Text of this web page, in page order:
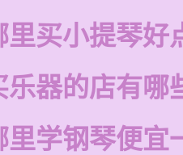
里买小提琴好
乐器的店有哪
里学钢琴便宜